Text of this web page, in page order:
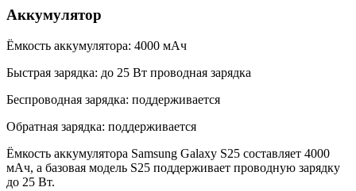
Аккумулятор
Ёмкость аккумулятора: 4000 мАч
Быстрая зарядка: до 25 Вт проводная зарядка
Беспроводная зарядка: поддерживается
Обратная зарядка: поддерживается
Ёмкость аккумулятора Samsung Galaxy S25 составляет 4000
мАч, а базовая модель S25 поддерживает проводную зарядку
до 25 Вт.